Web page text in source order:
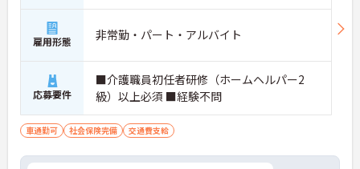
雇用形態 非常勤・パート・アルバイト
応募要件
■介護職員初任者研修（ホームヘルパー2
級）以上必須 ■経験不問
車通勤可 社会保険完備 交通費支給